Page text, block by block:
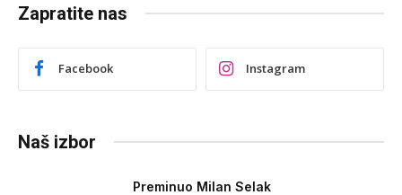
Zapratite nas
Facebook Instagram
Naš izbor
Preminuo Milan Selak